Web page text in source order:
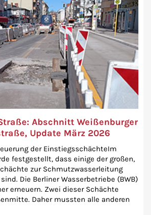
Abschnitt Weißenburger
Update März 2026
der EinstiegsschächteIm
festgestellt, dass einige der großen,
zur Schmutzwasserleitung
Die Berliner Wasserbetriebe (BWB)
erneuern. Zwei dieser Schächte
Daher mussten alle anderen